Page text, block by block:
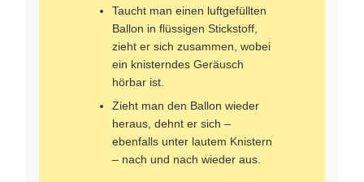
Taucht man einen luftgefüllten
Ballon in flüssigen Stickstoff,
zieht er sich zusammen, wobei
ein knisterndes Geräusch
hörbar ist.
Zieht man den Ballon wieder
heraus, dehnt er sich –
ebenfalls unter lautem Knistern
– nach und nach wieder aus.